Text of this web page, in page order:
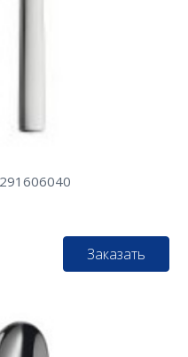
Заказать